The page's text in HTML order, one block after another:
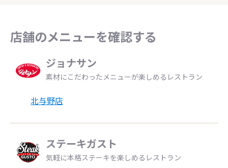
店舗のメニューを確認する
ジョナサン
素材にこだわったメニューが楽しめるレストラン
北与野店
ステーキガスト
気軽に本格ステーキを楽しめるレストラン